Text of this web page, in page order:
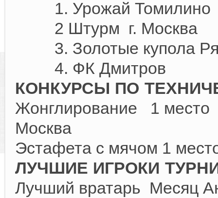
1. Урожай Томилино
2 Штурм г.
3. Золотые
4. ФК Дмитров
КОНКУРСЫ ПО
Жонглирование 1
Москва
Эстафета с мячом 1
ЛУЧШИЕ ИГРОКИ
Лучший вратарь Месяц